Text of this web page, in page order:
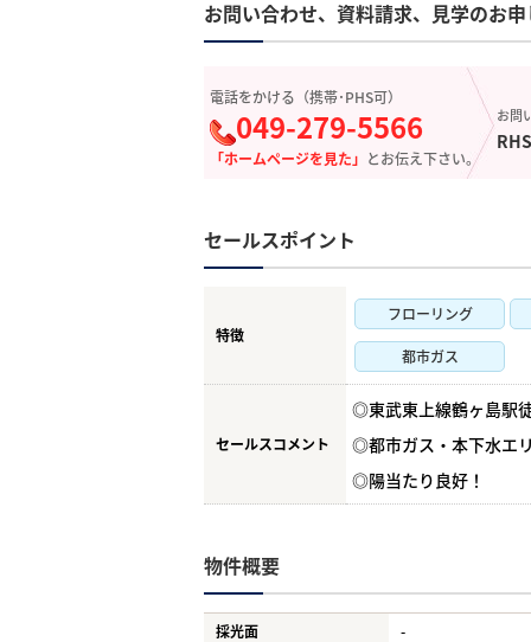
お問い合わせ、資料請求、見学のお
電話をかける（携帯･PHS可）
049-279-5566
「ホームページを見た」 とお伝え下さい。
お問
セールスポイント
特徴
フローリング
都市ガス
セールスコメント
◎東武東上線鶴ヶ島駅
◎都市ガス・本下水エ
◎陽当たり良好！
物件概要
採光面
-